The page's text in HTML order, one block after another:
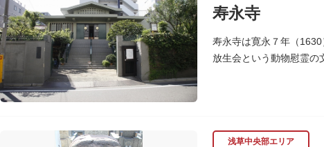
寿永寺
寿永寺は寛永７年（
放生会という動物慰霊の
浅草中央部エリア